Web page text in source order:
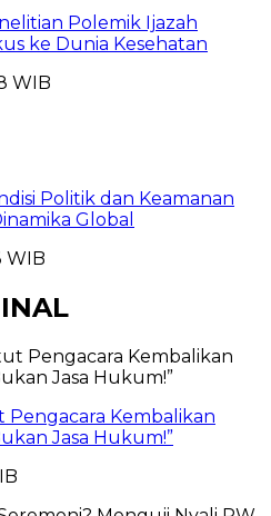
Polemik Ijazah
ke Dunia Kesehatan
WIB
Politik dan Keamanan
Global
WIB
Kembalikan
Jasa Hukum!”